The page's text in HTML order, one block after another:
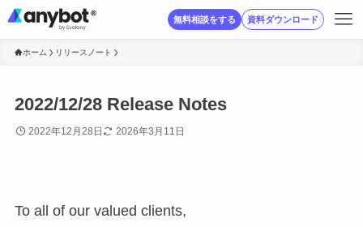
無料相談をする 資料ダウンロード
ホーム リリースノート
2022/12/28 Release Notes
2022年12月28日 2026年3月11日
To all of our valued clients,